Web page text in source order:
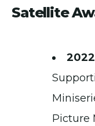
Satellite
Picture